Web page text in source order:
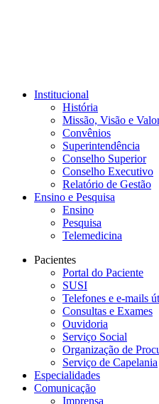
Institucional
História
Missão, Visão e
Convênios
Superintendência
Conselho Superior
Conselho Executivo
Relatório de Gestão
Ensino e Pesquisa
Ensino
Pesquisa
Telemedicina
Pacientes
Portal do Paciente
SUSI
Telefones e e-mails
Consultas e Exames
Ouvidoria
Serviço Social
Organização de
Serviço de Capelania
Especialidades
Comunicação
Imprensa